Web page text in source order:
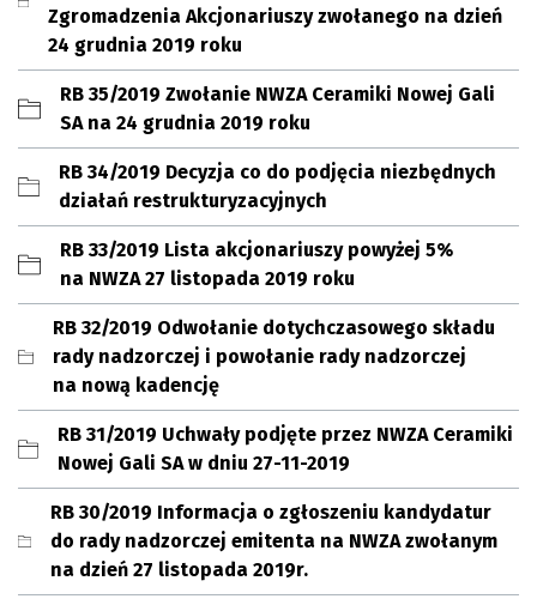
Zgromadzenia Akcjonariuszy zwołanego na dzień
24 grudnia 2019 roku
RB 35/2019 Zwołanie NWZA Ceramiki Nowej Gali
SA na 24 grudnia 2019 roku
RB 34/2019 Decyzja co do podjęcia niezbędnych
działań restrukturyzacyjnych
RB 33/2019 Lista akcjonariuszy powyżej 5%
na NWZA 27 listopada 2019 roku
RB 32/2019 Odwołanie dotychczasowego składu
rady nadzorczej i powołanie rady nadzorczej
na nową kadencję
RB 31/2019 Uchwały podjęte przez NWZA Ceramiki
Nowej Gali SA w dniu 27-11-2019
RB 30/2019 Informacja o zgłoszeniu kandydatur
do rady nadzorczej emitenta na NWZA zwołanym
na dzień 27 listopada 2019r.